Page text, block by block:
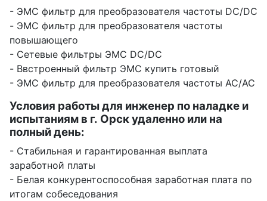
- ЭМС фильтр для преобразователя частоты DC/DC
- ЭМС фильтр для преобразователя частоты
повышающего
- Сетевые фильтры ЭМС DC/DC
- Ввстроенный фильтр ЭМС купить готовый
- ЭМС фильтр для преобразователя частоты AC/AC
Условия работы для инженер по наладке и
испытаниям в г. Орск удаленно или на
полный день:
- Стабильная и гарантированная выплата
заработной платы
- Белая конкурентоспособная заработная плата по
итогам собеседования